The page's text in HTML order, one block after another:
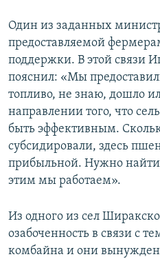
Один из заданных
предоставляемой
поддержки. В этой связи
пояснил: «Мы
топливо, не знаю, дошло
направлении того, что
быть эффективным.
субсидировали, здесь
прибыльной. Нужно найти
этим мы работаем».
Из одного из сел
озабоченность в связи с
комбайна и они